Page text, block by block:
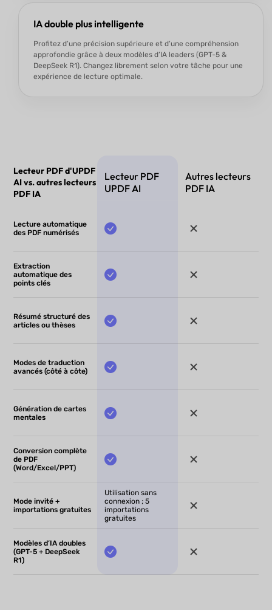
IA double plus intelligente
Profitez d’une précision supérieure et d’une compréhension
approfondie grâce à deux modèles d’IA leaders (GPT-5 &
DeepSeek R1). Changez librement selon votre tâche pour une
expérience de lecture optimale.
Lecteur PDF d'UPDF
AI vs. autres lecteurs
PDF IA
Lecteur PDF
UPDF AI
Autres lecteurs
PDF IA
Lecture automatique
des PDF numérisés
Extraction
automatique des
points clés
Résumé structuré des
articles ou thèses
Modes de traduction
avancés (côté à côte)
Génération de cartes
mentales
Conversion complète
de PDF
(Word/Excel/PPT)
Mode invité +
importations gratuites
Utilisation sans
connexion ; 5
importations
gratuites
Modèles d’IA doubles
(GPT-5 + DeepSeek
R1)